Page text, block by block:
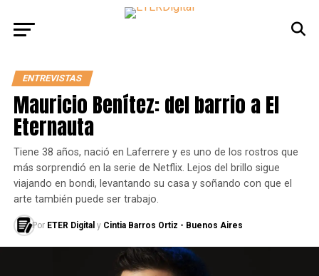
ENTREVISTAS
Mauricio Benítez: del barrio a El
Eternauta
Tiene 38 años, nació en Laferrere y es uno de los rostros que
más sorprendió en la serie de Netflix. Lejos del brillo sigue
viajando en bondi, levantando su casa y soñando con que el
arte también puede ser trabajo.
Por ETER Digital y Cintia Barros Ortiz - Buenos Aires